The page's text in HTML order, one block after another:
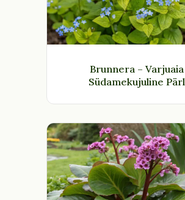
Brunnera – Varjuaia
Südamekujuline Pärl